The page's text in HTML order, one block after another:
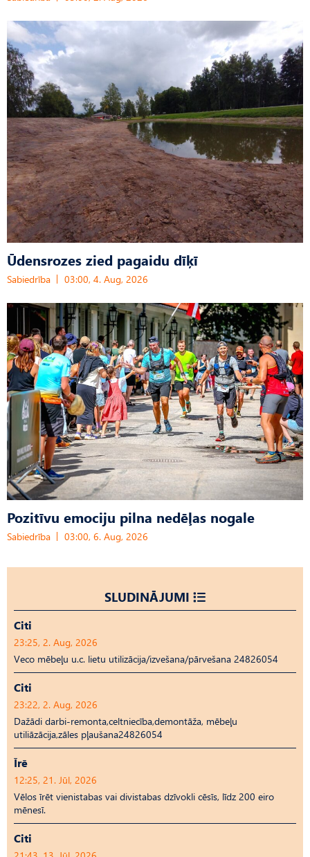
Ūdensrozes zied pagaidu dīķī
Sabiedrība 03:00, 4. Aug, 2026
Pozitīvu emociju pilna nedēļas nogale
Sabiedrība 03:00, 6. Aug, 2026
SLUDINĀJUMI
Citi
23:25, 2. Aug, 2026
Veco mēbeļu u.c. lietu utilizācija/izvešana/pārvešana 24826054
Citi
23:22, 2. Aug, 2026
Dažādi darbi-remonta,celtniecība,demontāža, mēbeļu
utiliāzācija,zāles pļaušana24826054
Īrē
12:25, 21. Jūl, 2026
Vēlos īrēt vienistabas vai divistabas dzīvokli cēsīs, līdz 200 eiro
mēnesī.
Citi